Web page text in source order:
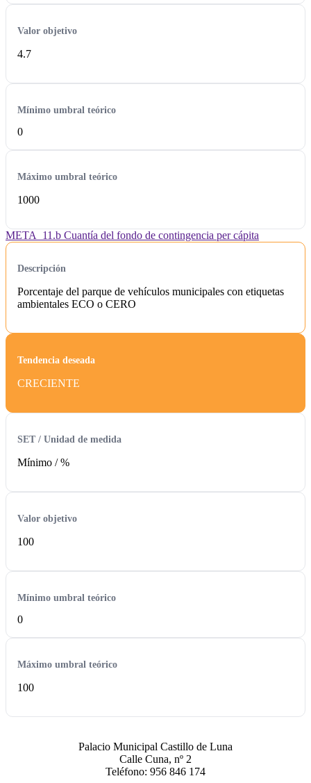
Valor objetivo
4.7
Mínimo umbral teórico
0
Máximo umbral teórico
1000
META_11.b Cuantía del fondo de contingencia per cápita
Descripción
Porcentaje del parque de vehículos municipales con etiquetas
ambientales ECO o CERO
Tendencia deseada
CRECIENTE
SET / Unidad de medida
Mínimo /%
Valor objetivo
100
Mínimo umbral teórico
0
Máximo umbral teórico
100
Palacio Municipal Castillo de Luna
Calle Cuna, nº 2
Teléfono: 956 846 174